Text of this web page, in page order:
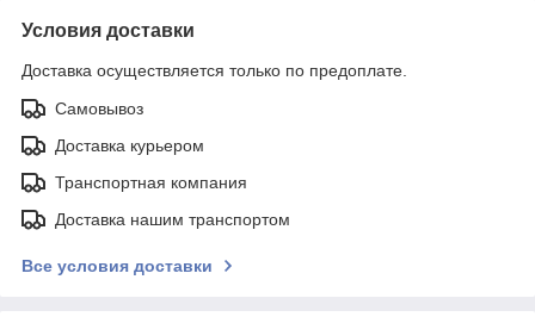
Условия доставки
Доставка осуществляется только по предоплате.
Самовывоз
Доставка курьером
Транспортная компания
Доставка нашим транспортом
Все условия доставки